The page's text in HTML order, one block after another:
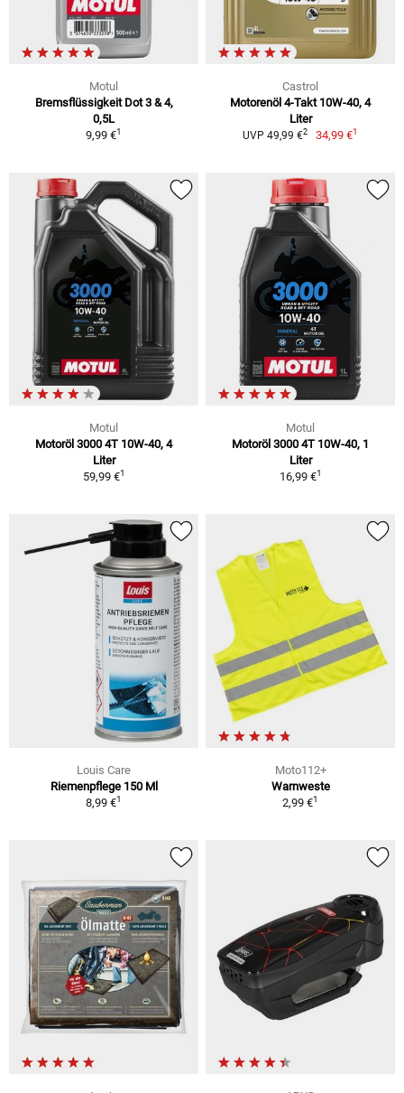
Motul
Bremsflüssigkeit Dot 3 & 4,
0,5L
9,99 €1
Castrol
Motorenöl 4-Takt 10W-40, 4
Liter
UVP 49,99 €2 34,99 €1
Motul
Motoröl 3000 4T 10W-40, 4
Liter
59,99 €1
Motul
Motoröl 3000 4T 10W-40, 1
Liter
16,99 €1
Louis Care
Riemenpflege 150 Ml
8,99 €1
Moto112+
Warnweste
2,99 €1